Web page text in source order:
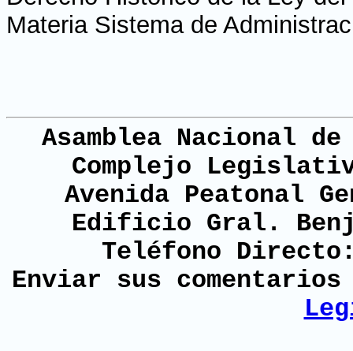
Materia Sistema de
Asamblea Nacional
Complejo
Avenida Peatonal
Edificio Gral.
Teléfono
Enviar sus